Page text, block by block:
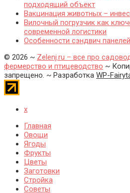
подходящий объект
Вакцинация животных –
Вилочный погрузчик как
современной логистики
Особенности сэндвич
© 2026 ~ Zelenj.ru – все про
фермерство и птицеводство ~
запрещено. ~ Разработка WP-
x
Главная
Овощи
Ягоды
Фрукты
Цветы
Заготовки
Стройка
Советы